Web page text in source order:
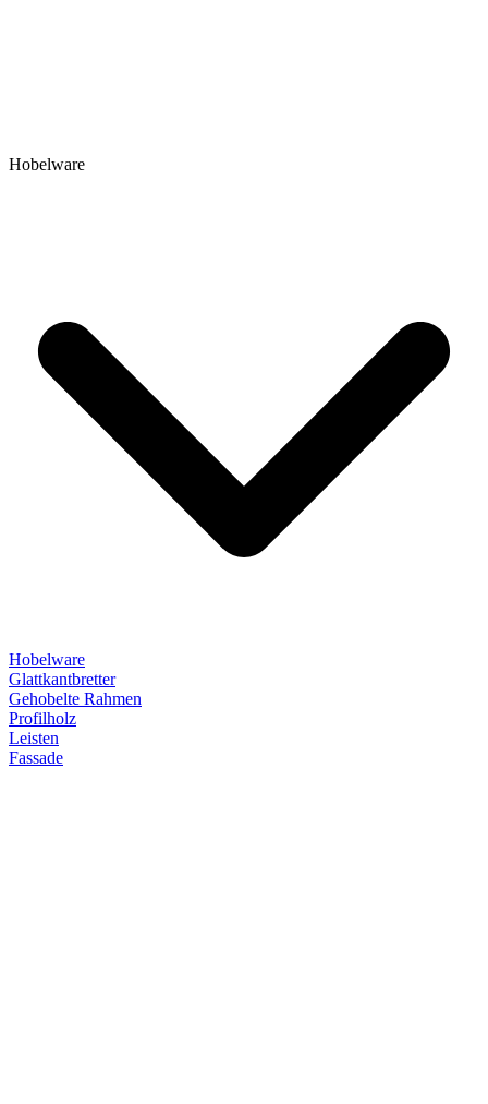
Hobelware
Hobelware
Glattkantbretter
Gehobelte Rahmen
Profilholz
Leisten
Fassade